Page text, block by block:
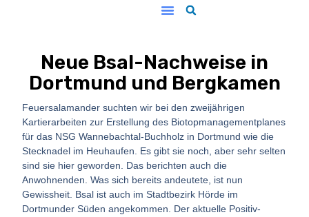
Neue Bsal-Nachweise in
Dortmund und Bergkamen
Feuersalamander suchten wir bei den zweijährigen
Kartierarbeiten zur Erstellung des Biotopmanagementplanes
für das NSG Wannebachtal-Buchholz in Dortmund wie die
Stecknadel im Heuhaufen. Es gibt sie noch, aber sehr selten
sind sie hier geworden. Das berichten auch die
Anwohnenden. Was sich bereits andeutete, ist nun
Gewissheit. Bsal ist auch im Stadtbezirk Hörde im
Dortmunder Süden angekommen. Der aktuelle Positiv-